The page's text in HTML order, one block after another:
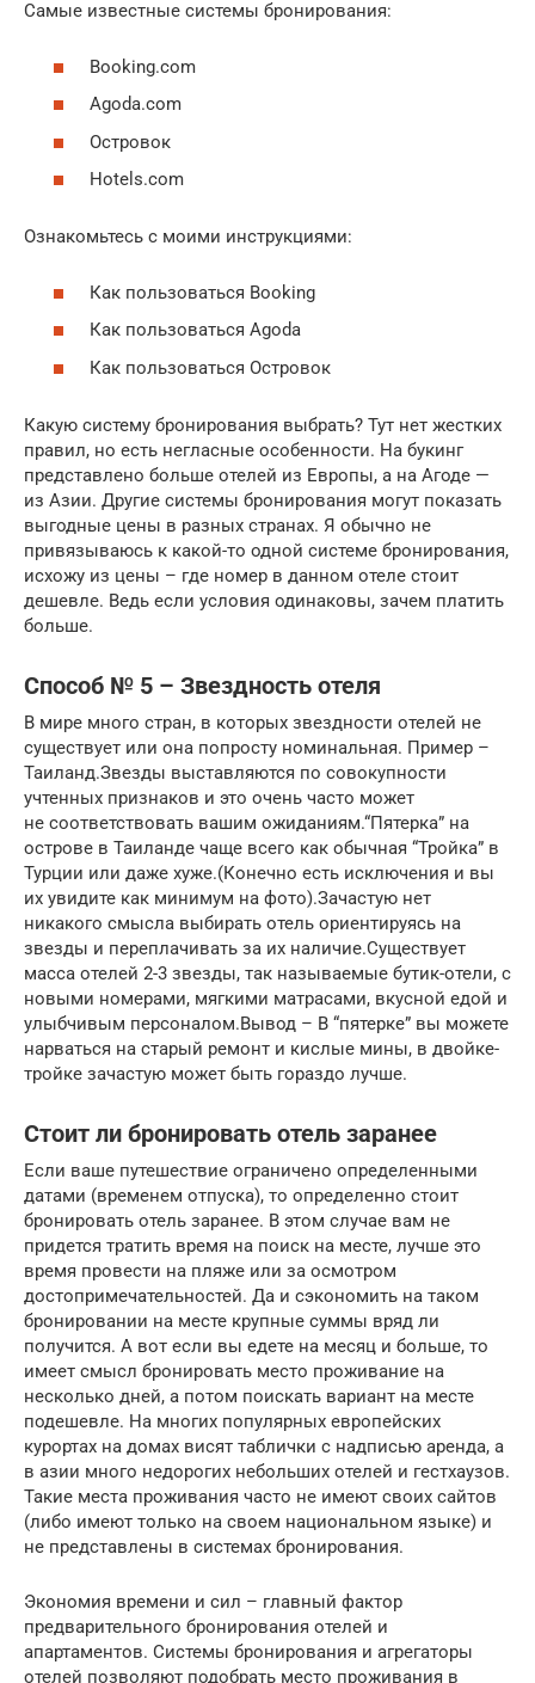
Самые известные системы бронирования:
Booking.com
Agoda.com
Островок
Hotels.com
Ознакомьтесь с моими инструкциями:
Как пользоваться Booking
Как пользоваться Agoda
Как пользоваться Островок
Какую систему бронирования выбрать? Тут нет жестких
правил, но есть негласные особенности. На букинг
представлено больше отелей из Европы, а на Агоде —
из Азии. Другие системы бронирования могут показать
выгодные цены в разных странах. Я обычно не
привязываюсь к какой-то одной системе бронирования,
исхожу из цены – где номер в данном отеле стоит
дешевле. Ведь если условия одинаковы, зачем платить
больше.
Способ № 5 – Звездность отеля
В мире много стран, в которых звездности отелей не
существует или она попросту номинальная. Пример –
Таиланд.Звезды выставляются по совокупности
учтенных признаков и это очень часто может
не соответствовать вашим ожиданиям.“Пятерка” на
острове в Таиланде чаще всего как обычная “Тройка” в
Турции или даже хуже.(Конечно есть исключения и вы
их увидите как минимум на фото).Зачастую нет
никакого смысла выбирать отель ориентируясь на
звезды и переплачивать за их наличие.Существует
масса отелей 2-3 звезды, так называемые бутик-отели, с
новыми номерами, мягкими матрасами, вкусной едой и
улыбчивым персоналом.Вывод – В “пятерке” вы можете
нарваться на старый ремонт и кислые мины, в двойке-
тройке зачастую может быть гораздо лучше.
Стоит ли бронировать отель заранее
Если ваше путешествие ограничено определенными
датами (временем отпуска), то определенно стоит
бронировать отель заранее. В этом случае вам не
придется тратить время на поиск на месте, лучше это
время провести на пляже или за осмотром
достопримечательностей. Да и сэкономить на таком
бронировании на месте крупные суммы вряд ли
получится. А вот если вы едете на месяц и больше, то
имеет смысл бронировать место проживание на
несколько дней, а потом поискать вариант на месте
подешевле. На многих популярных европейских
курортах на домах висят таблички с надписью аренда, а
в азии много недорогих небольших отелей и гестхаузов.
Такие места проживания часто не имеют своих сайтов
(либо имеют только на своем национальном языке) и
не представлены в системах бронирования.
Экономия времени и сил – главный фактор
предварительного бронирования отелей и
апартаментов. Системы бронирования и агрегаторы
отелей позволяют подобрать место проживания в